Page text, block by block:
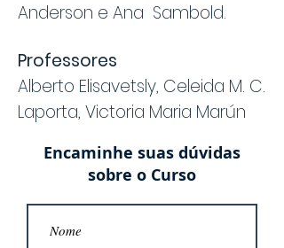
Anderson e Ana Sambold.
Professores
Alberto Elisavetsly, Celeida M. C.
Laporta, Victoria Maria Marún
Encaminhe suas dúvidas
sobre o Curso